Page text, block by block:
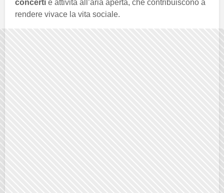
concerti e attività all’aria aperta, che contribuiscono a
rendere vivace la vita sociale.